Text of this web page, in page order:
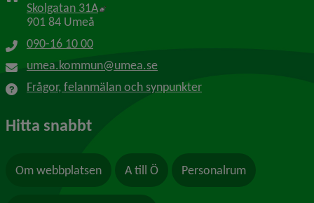
Skolgatan 31A Länk till annan webbplats, öppnas i nytt
901 84 Umeå
090-16 10 00
umea.kommun@umea.se
Frågor, felanmälan och synpunkter
Hitta snabbt
Om webbplatsen A till Ö Personalrum